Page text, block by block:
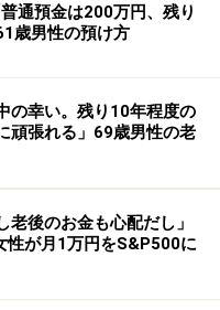
「外食や衝動的な買い
「以前は気分転換に気
を買ってしまうことも
して、本当に必要なも
と言います。
っていた以上にお金が
役時代は、年金があれ
と考えていましたが、
費などの固定的な支出
通預金は200万円、残り
歳男性の預け方
の幸い。残り10年程度の
頑張れる」69歳男性の老
老後のお金も心配だし」
性が月1万円をS&P500に